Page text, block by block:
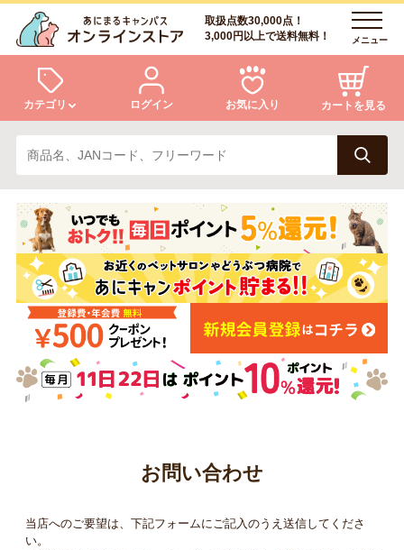
取扱点数30,000点！
3,000円以上で送料無料！
メニュー
カテゴリ
犬 猫
小動物・鳥 アクア・爬虫類・昆虫
ドッグフード キャットフード
美容・ケア用品 服・おさんぽ用品
ログイン お気に入り カートを見る
ログイン
会員登録
あにまるキャンパスについて
アフターサービス
商品リクエスト
お問い合わせ
当店へのご要望は、下記フォームにご記入のうえ送信してくださ
い。